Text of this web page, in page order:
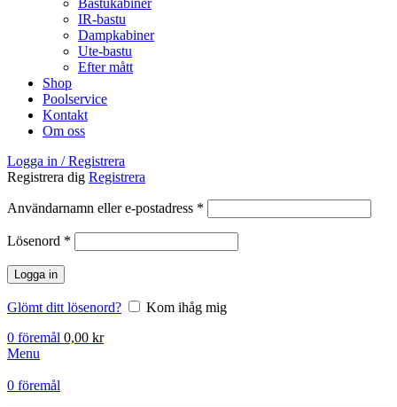
Bastukabiner
IR-bastu
Dampkabiner
Ute-bastu
Efter mått
Shop
Poolservice
Kontakt
Om oss
Logga in / Registrera
Registrera dig Registrera
Användarnamn eller e-postadress *
Lösenord *
Logga in
Glömt ditt lösenord?
Kom ihåg mig
0 föremål 0,00 kr
Menu
0 föremål